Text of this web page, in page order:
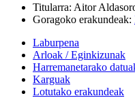
Titularra: Aitor
Goragoko erakundeak:
Laburpena
Arloak / Eginkizunak
Harremanetarako
Karguak
Lotutako erakundeak